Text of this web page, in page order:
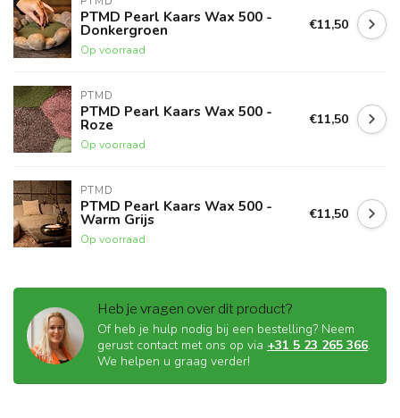
PTMD Pearl Kaars Wax 500 -
Donkergroen
Op voorraad
€11,50
PTMD
PTMD Pearl Kaars Wax 500 -
Roze
Op voorraad
€11,50
PTMD
PTMD Pearl Kaars Wax 500 -
Warm Grijs
Op voorraad
€11,50
Heb je vragen over dit product?
Of heb je hulp nodig bij een bestelling? Neem
gerust contact met ons op via +31 5 23 265 366.
We helpen u graag verder!